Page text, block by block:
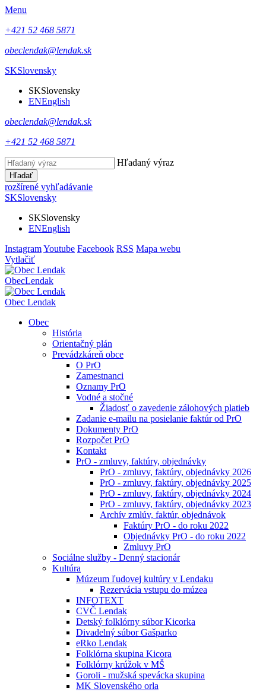
Menu
+421 52 468 5871
obeclendak@lendak.sk
SKSlovensky
SKSlovensky
ENEnglish
obeclendak@lendak.sk
+421 52 468 5871
Hľadaný výraz
Hľadať
rozšírené vyhľadávanie
SKSlovensky
SKSlovensky
ENEnglish
InstagramYoutube Facebook RSS Mapa webu
Vytlačiť
ObecLendak
Obec Lendak
Obec
História
Orientačný plán
Prevádzkáreň obce
O PrO
Zamestnanci
Oznamy PrO
Vodné a stočné
Žiadosť o zavedenie zálohových platieb
Zadanie e-mailu na posielanie faktúr od PrO
Dokumenty PrO
Rozpočet PrO
Kontakt
PrO - zmluvy, faktúry, objednávky
PrO - zmluvy, faktúry, objednávky 2026
PrO - zmluvy, faktúry, objednávky 2025
PrO - zmluvy, faktúry, objednávky 2024
PrO - zmluvy, faktúry, objednávky 2023
Archív zmlúv, faktúr, objednávok
Faktúry PrO - do roku 2022
Objednávky PrO - do roku 2022
Zmluvy PrO
Sociálne služby - Denný stacionár
Kultúra
Múzeum ľudovej kultúry v Lendaku
Rezervácia vstupu do múzea
INFOTEXT
CVČ Lendak
Detský folklórny súbor Kicorka
Divadelný súbor Gašparko
eRko Lendak
Folklórna skupina Kicora
Folklórny krúžok v MŠ
Goroli - mužská spevácka skupina
MK Slovenského orla